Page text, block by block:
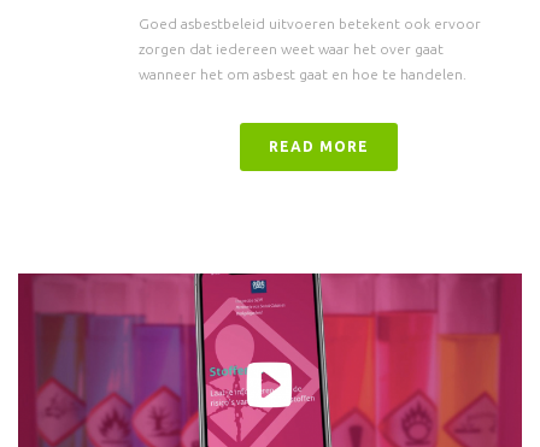
Goed asbestbeleid uitvoeren betekent ook ervoor
zorgen dat iedereen weet waar het over gaat
wanneer het om asbest gaat en hoe te handelen.
READ MORE